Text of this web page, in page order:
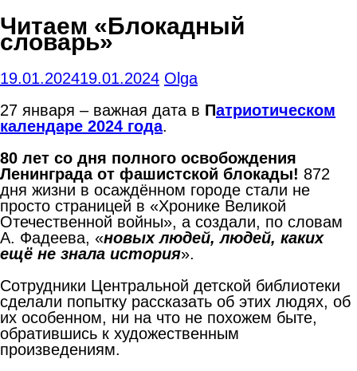
Читаем «Блокадный
словарь»
19.01.202419.01.2024 Olga
27 января – важная дата в Патриотическом
календаре 2024 года.
80 лет со дня полного освобождения
Ленинграда от фашистской блокады! 872
дня жизни в осаждённом городе стали не
просто страницей в «Хронике Великой
Отечественной войны», а создали, по словам
А. Фадеева, «новых людей, людей, каких
ещё не знала история».
Сотрудники Центральной детской библиотеки
сделали попытку рассказать об этих людях, об
их особенном, ни на что не похожем быте,
обратившись к художественным
произведениям.